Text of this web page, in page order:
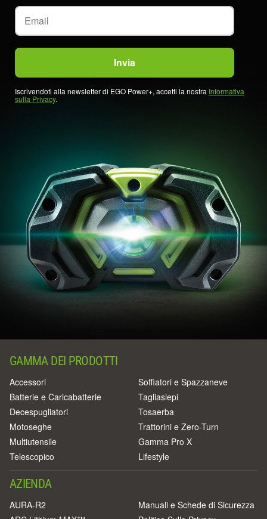
Iscrivendoti alla newsletter di EGO Power+, accetti la nostra Informativa
sulla Privacy.
GAMMA DEI PRODOTTI
Accessori
Batterie e Caricabatterie
Decespugliatori
Motoseghe
Multiutensile
Telescopico
Soffiatori e Spazzaneve
Tagliasiepi
Tosaerba
Trattorini e Zero-Turn
Gamma Pro X
Lifestyle
AZIENDA
AURA-R2
Manuali e Schede di Sicurezza